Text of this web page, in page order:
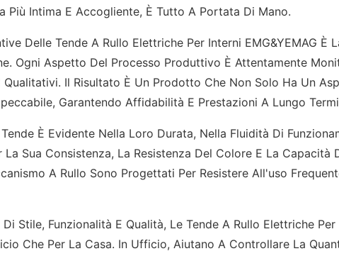
Più Intima E Accogliente, È Tutto A Portata Di Mano.
Delle Tende A Rullo Elettriche Per Interni EMG&YEMAG È
Ogni Aspetto Del Processo Produttivo È Attentamente
Il Risultato È Un Prodotto Che Non Solo Ha Un
Garantendo Affidabilità E Prestazioni A Lungo
È Evidente Nella Loro Durata, Nella Fluidità Di
Sua Consistenza, La Resistenza Del Colore E La Capacità
A Rullo Sono Progettati Per Resistere All'uso
Stile, Funzionalità E Qualità, Le Tende A Rullo Elettriche Per
Che Per La Casa. In Ufficio, Aiutano A Controllare La